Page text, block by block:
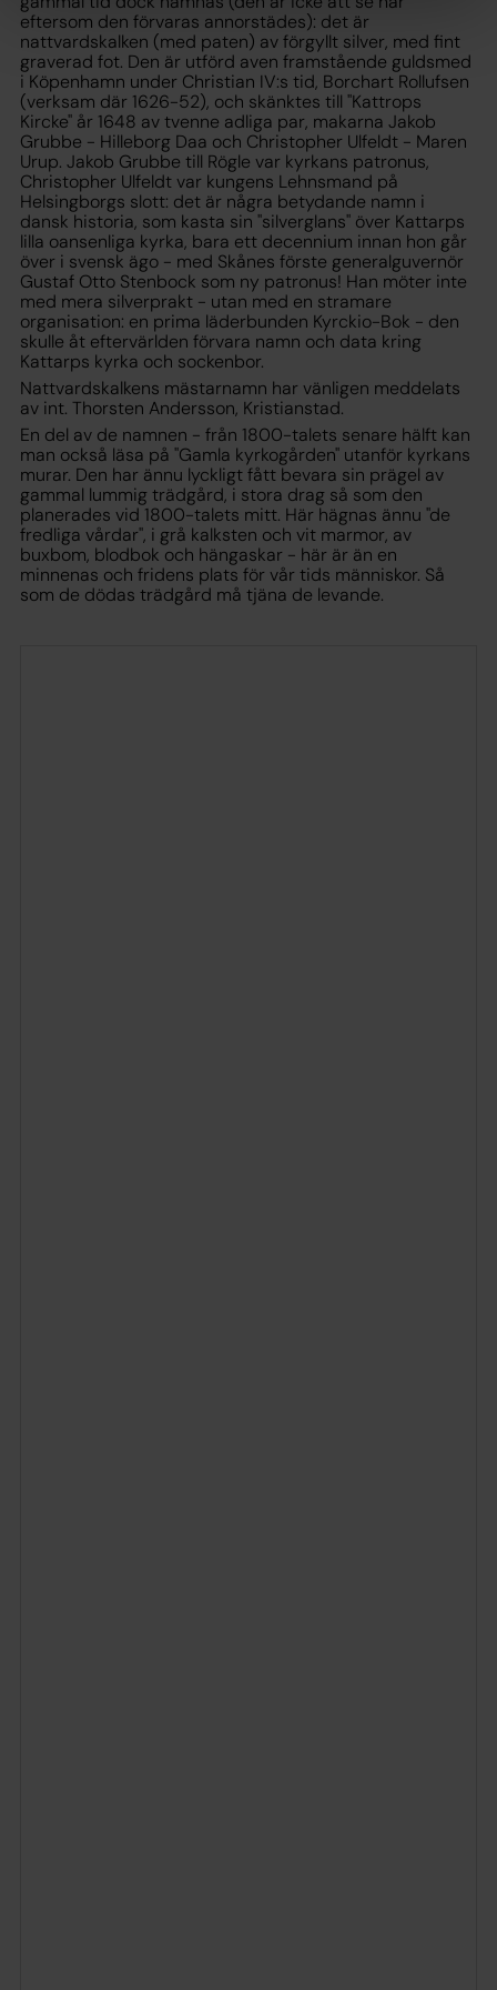
eftersom den förvaras annorstädes): det är
nattvardskalken (med paten) av förgyllt silver, med fint
graverad fot. Den är utförd aven framstående guldsmed
i Köpenhamn under Christian IV:s tid, Borchart Rollufsen
(verksam där 1626-52), och skänktes till "Kattrops
Kircke" år 1648 av tvenne adliga par, makarna Jakob
Grubbe - Hilleborg Daa och Christopher Ulfeldt - Maren
Urup. Jakob Grubbe till Rögle var kyrkans patronus,
Christopher Ulfeldt var kungens Lehnsmand på
Helsingborgs slott: det är några betydande namn i
dansk historia, som kasta sin "silverglans" över Kattarps
lilla oansenliga kyrka, bara ett decennium innan hon går
över i svensk ägo - med Skånes förste generalguvernör
Gustaf Otto Stenbock som ny patronus! Han möter inte
med mera silverprakt - utan med en stramare
organisation: en prima läderbunden Kyrckio-Bok - den
skulle åt eftervärlden förvara namn och data kring
Kattarps kyrka och sockenbor.
Nattvardskalkens mästarnamn har vänligen meddelats
av int. Thorsten Andersson, Kristianstad.
En del av de namnen - från 1800-talets senare hälft kan
man också läsa på "Gamla kyrkogården" utanför kyrkans
murar. Den har ännu lyckligt fått bevara sin prägel av
gammal lummig trädgård, i stora drag så som den
planerades vid 1800-talets mitt. Här hägnas ännu "de
fredliga vårdar", i grå kalksten och vit marmor, av
buxbom, blodbok och hängaskar - här är än en
minnenas och fridens plats för vår tids människor. Så
som de dödas trädgård må tjäna de levande.